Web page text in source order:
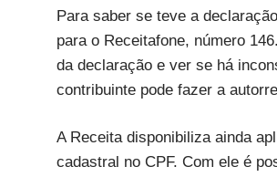
Para saber se teve a
para o Receitafone, número
da declaração e ver se há
contribuinte pode fazer a
A Receita disponibiliza ainda
cadastral no CPF. Com ele é